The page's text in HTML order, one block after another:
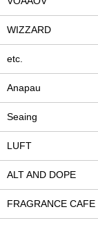
WIZZARD
etc.
Anapau
Seaing
LUFT
ALT AND DOPE
FRAGRANCE CAFE